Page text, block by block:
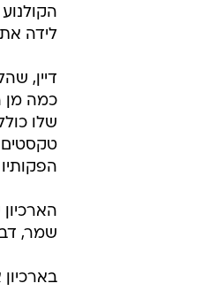
לידה
כמה מן
שלו
טקסטים
שמר,